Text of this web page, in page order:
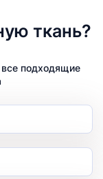
ткань?
подходящие